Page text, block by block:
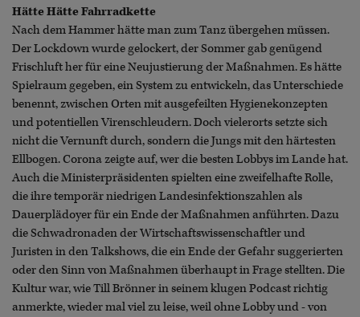
Hätte Hätte Fahrradkette
Nach dem Hammer hätte man zum Tanz übergehen müssen.
Der Lockdown wurde gelockert, der Sommer gab genügend
Frischluft her für eine Neujustierung der Maßnahmen. Es hätte
Spielraum gegeben, ein System zu entwickeln, das Unterschiede
benennt, zwischen Orten mit ausgefeilten Hygienekonzepten
und potentiellen Virenschleudern. Doch vielerorts setzte sich
nicht die Vernunft durch, sondern die Jungs mit den härtesten
Ellbogen. Corona zeigte auf, wer die besten Lobbys im Lande hat.
Auch die Ministerpräsidenten spielten eine zweifelhafte Rolle,
die ihre temporär niedrigen Landesinfektionszahlen als
Dauerplädoyer für ein Ende der Maßnahmen anführten. Dazu
die Schwadronaden der Wirtschaftswissenschaftler und
Juristen in den Talkshows, die ein Ende der Gefahr suggerierten
oder den Sinn von Maßnahmen überhaupt in Frage stellten. Die
Kultur war, wie Till Brönner in seinem klugen Podcast richtig
anmerkte, wieder mal viel zu leise, weil ohne Lobby und - von